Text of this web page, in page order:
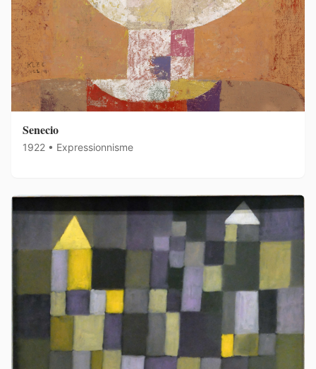
Senecio
1922 • Expressionnisme